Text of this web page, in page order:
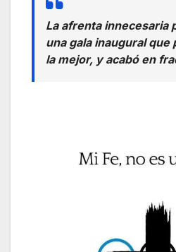
La afrenta innecesaria
una gala inaugural que
la mejor, y acabó en